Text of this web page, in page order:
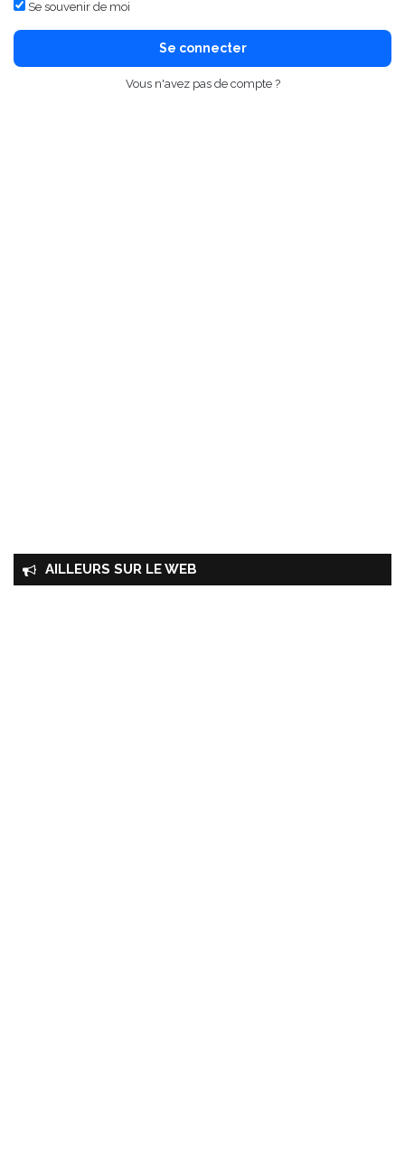
Se souvenir de moi
Se connecter
Vous n'avez pas de compte ?
AILLEURS SUR LE WEB